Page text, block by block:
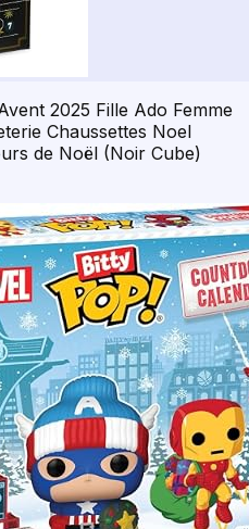
2025 Fille Ado Femme
Chaussettes Noel
de Noël (Noir Cube)